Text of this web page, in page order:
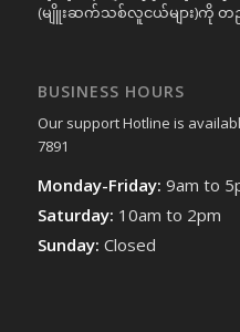
(မျိူးဆက်သစ်လူငယ်များ)ကို
BUSINESS HOURS
Our support Hotline is
7891
Monday-Friday: 9am to
Saturday: 10am to 2pm
Sunday: Closed